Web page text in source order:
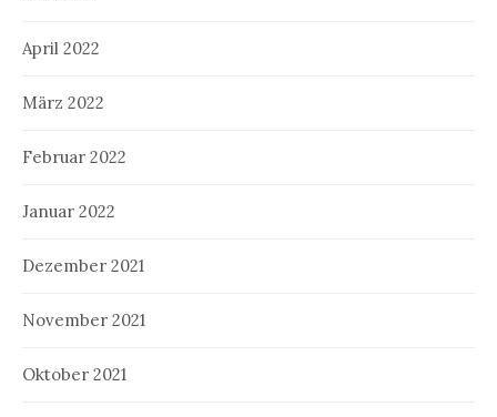
April 2022
März 2022
Februar 2022
Januar 2022
Dezember 2021
November 2021
Oktober 2021